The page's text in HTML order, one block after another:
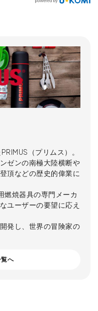
（プリムス）。
ゼンの南極大陸横断や
頂などの歴史的偉業に
燃焼器具の専門メーカ
ユーザーの要望に応え
発し、世界の冒険家の
へ